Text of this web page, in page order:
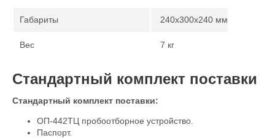
Габариты 240х300х240 мм
Вес 7 кг
Стандартный комплект поставки
Стандартный комплект поставки:
ОП-442ТЦ пробоотборное устройство.
Паспорт.